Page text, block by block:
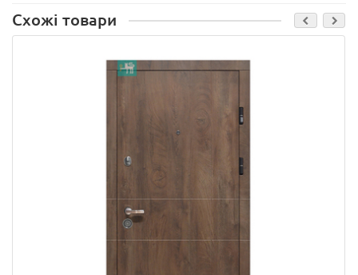
Схожі товари